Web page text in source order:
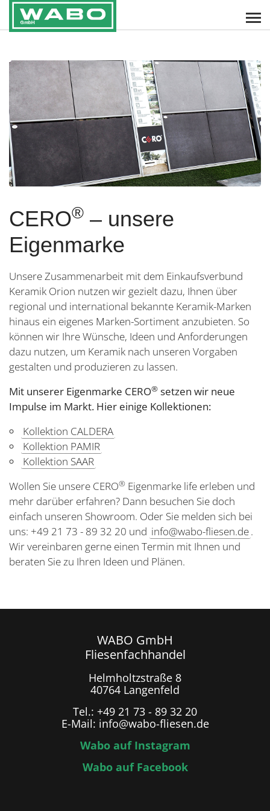
CERO® – unsere
Eigenmarke
Unsere Zusammenarbeit mit dem Einkaufsverbund
Keramik Orion nutzen wir gezielt dazu, Ihnen über
regional und international bekannte Keramik-Marken
hinaus ein eigenes Marken-Sortiment anzubieten. So
können wir Ihre Wünsche, Ideen und Anforderungen
dazu nutzen, um Keramik nach unseren Vorgaben
gestalten und produzieren zu lassen.
Mit unserer Eigenmarke CERO® setzen wir neue
Impulse im Markt. Hier einige Kollektionen:
Kollektion CALDERA
Kollektion PAMIR
Kollektion SAAR
Wollen Sie unsere CERO® Eigenmarke life erleben und
mehr darüber erfahren? Dann besuchen Sie doch
einfach unseren Showroom. Oder Sie melden sich bei
uns: +49 21 73 - 89 32 20 und info@wabo-fliesen.de.
Wir vereinbaren gerne einen Termin mit Ihnen und
beraten Sie zu Ihren Ideen und Plänen.
WABO GmbH
Fliesenfachhandel
Helmholtzstraße 8
40764 Langenfeld
Tel.: +49 21 73 - 89 32 20
E-Mail: info@wabo-fliesen.de
Wabo auf Instagram
Wabo auf Facebook